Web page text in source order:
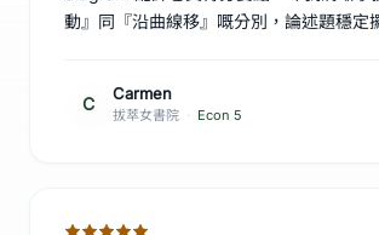
動』同『沿曲線移』嘅分別，論述題穩定
C Carmen
拔萃女書院 · Econ 5